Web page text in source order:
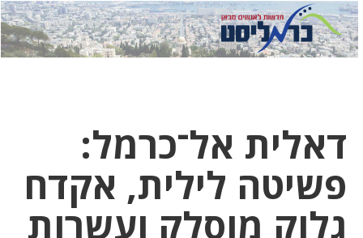
לחץ
כאן
לחץ
כדי
דאלית אל־כרמל:
פשיטה לילית, אקדח
גלוק מוסלק ועשרות